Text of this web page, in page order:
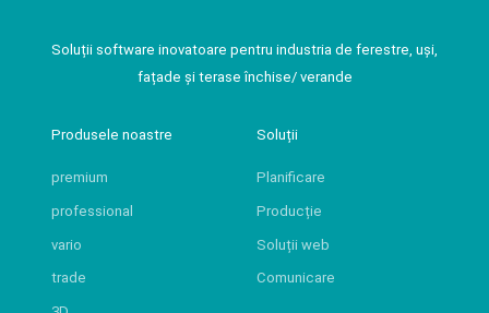
Soluții software inovatoare pentru industria de ferestre, uși,
fațade și terase închise/ verande
Produsele noastre
premium
professional
vario
trade
Soluții
Planificare
Producție
Soluții web
Comunicare